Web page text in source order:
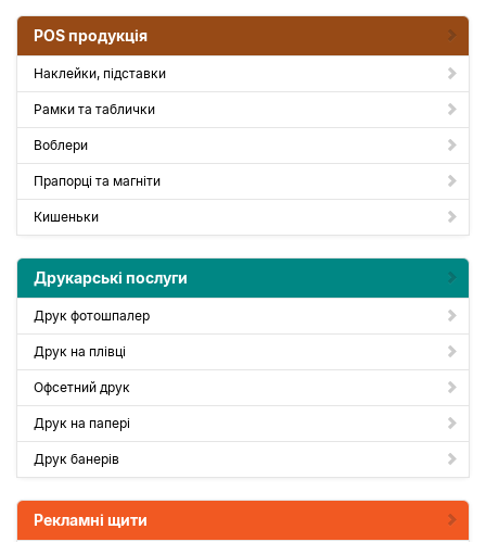
POS продукція
Наклейки, підставки
Рамки та таблички
Воблери
Прапорці та магніти
Кишеньки
Друкарські послуги
Друк фотошпалер
Друк на плівці
Офсетний друк
Друк на папері
Друк банерів
Рекламні щити